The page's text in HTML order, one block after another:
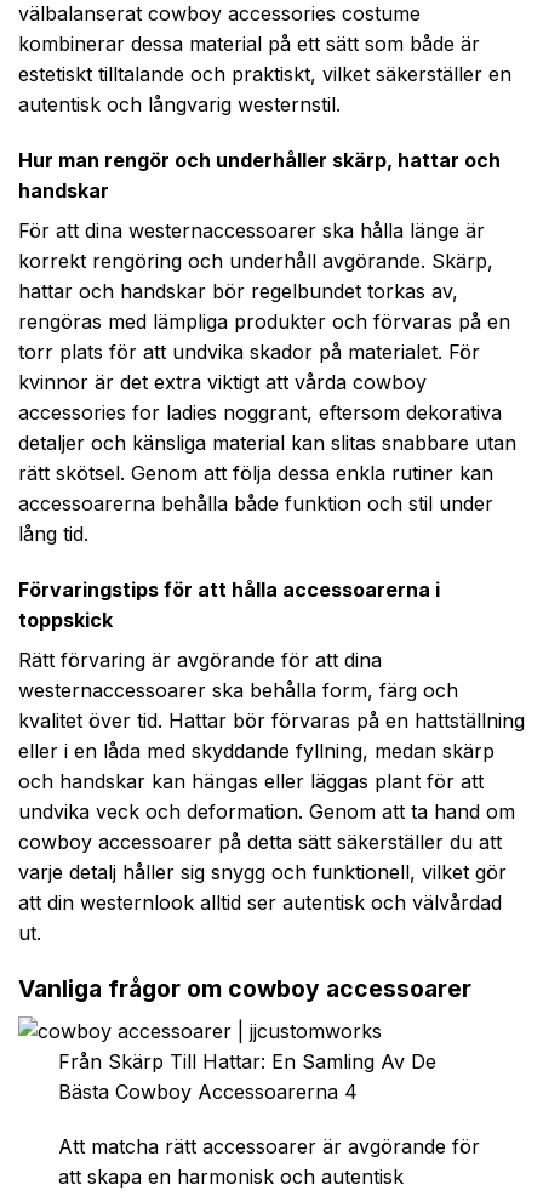
välbalanserat cowboy accessories costume
kombinerar dessa material på ett sätt som både är
estetiskt tilltalande och praktiskt, vilket säkerställer en
autentisk och långvarig westernstil.
Hur man rengör och underhåller skärp, hattar och
handskar
För att dina westernaccessoarer ska hålla länge är
korrekt rengöring och underhåll avgörande. Skärp,
hattar och handskar bör regelbundet torkas av,
rengöras med lämpliga produkter och förvaras på en
torr plats för att undvika skador på materialet. För
kvinnor är det extra viktigt att vårda cowboy
accessories for ladies noggrant, eftersom dekorativa
detaljer och känsliga material kan slitas snabbare utan
rätt skötsel. Genom att följa dessa enkla rutiner kan
accessoarerna behålla både funktion och stil under
lång tid.
Förvaringstips för att hålla accessoarerna i
toppskick
Rätt förvaring är avgörande för att dina
westernaccessoarer ska behålla form, färg och
kvalitet över tid. Hattar bör förvaras på en hattställning
eller i en låda med skyddande fyllning, medan skärp
och handskar kan hängas eller läggas plant för att
undvika veck och deformation. Genom att ta hand om
cowboy accessoarer på detta sätt säkerställer du att
varje detalj håller sig snygg och funktionell, vilket gör
att din westernlook alltid ser autentisk och välvårdad
ut.
Vanliga frågor om cowboy accessoarer
Från Skärp Till Hattar: En Samling Av De
Bästa Cowboy Accessoarerna 4
Att matcha rätt accessoarer är avgörande för
att skapa en harmonisk och autentisk